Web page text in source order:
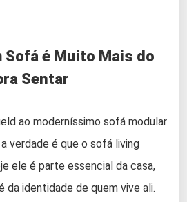
Sofá é Muito Mais do
Sentar
ao moderníssimo sofá modular
verdade é que o sofá living
ele é parte essencial da casa,
da identidade de quem vive ali.